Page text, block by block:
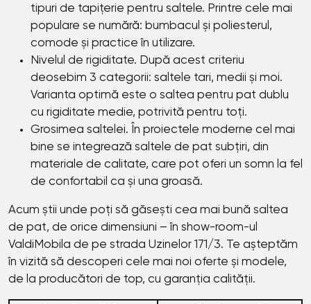
tipuri de tapițerie pentru saltele. Printre cele mai
populare se numără: bumbacul și poliesterul,
comode și practice în utilizare.
Nivelul de rigiditate. După acest criteriu
deosebim 3 categorii: saltele tari, medii și moi.
Varianta optimă este o saltea pentru pat dublu
cu rigiditate medie, potrivită pentru toți.
Grosimea saltelei. În proiectele moderne cel mai
bine se integrează saltele de pat subțiri, din
materiale de calitate, care pot oferi un somn la fel
de confortabil ca și una groasă.
Acum știi unde poți să găsești cea mai bună saltea
de pat, de orice dimensiuni – în show-room-ul
ValdiMobila de pe strada Uzinelor 171/3. Te așteptăm
în vizită să descoperi cele mai noi oferte și modele,
de la producători de top, cu garanția calității.